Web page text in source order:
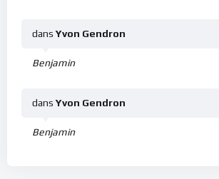
Benjamin
dans Yvon Gendron
Benjamin
dans Yvon Gendron